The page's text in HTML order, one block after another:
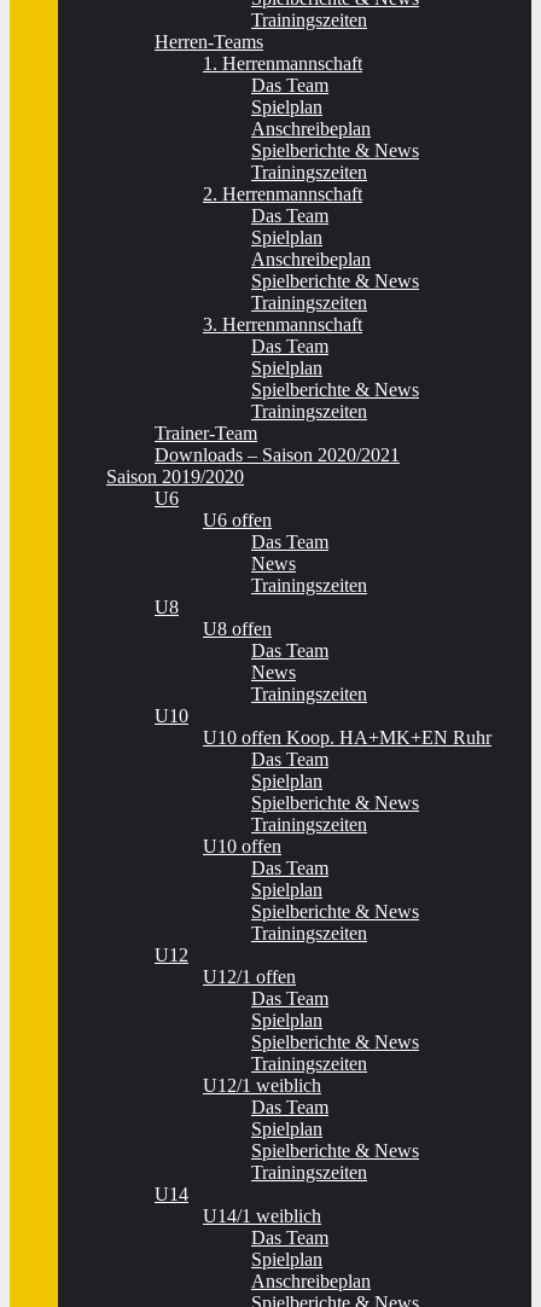
Trainingszeiten
Herren-Teams
1. Herrenmannschaft
Das Team
Spielplan
Anschreibeplan
Spielberichte & News
Trainingszeiten
2. Herrenmannschaft
Das Team
Spielplan
Anschreibeplan
Spielberichte & News
Trainingszeiten
3. Herrenmannschaft
Das Team
Spielplan
Spielberichte & News
Trainingszeiten
Trainer-Team
Downloads – Saison 2020/2021
Saison 2019/2020
U6
U6 offen
Das Team
News
Trainingszeiten
U8
U8 offen
Das Team
News
Trainingszeiten
U10
U10 offen Koop. HA+MK+EN Ruhr
Das Team
Spielplan
Spielberichte & News
Trainingszeiten
U10 offen
Das Team
Spielplan
Spielberichte & News
Trainingszeiten
U12
U12/1 offen
Das Team
Spielplan
Spielberichte & News
Trainingszeiten
U12/1 weiblich
Das Team
Spielplan
Spielberichte & News
Trainingszeiten
U14
U14/1 weiblich
Das Team
Spielplan
Anschreibeplan
Spielberichte & News